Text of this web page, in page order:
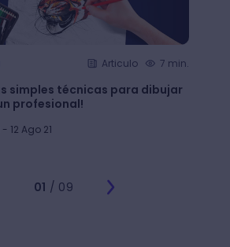
Articulo 7 min.
simples técnicas para dibujar
profesional!
12 Ago 21
01 / 09